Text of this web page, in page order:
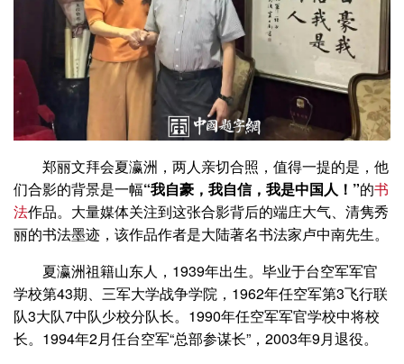
郑丽文拜会夏瀛洲，两人亲切合照，值得一提的是，他
们合影的背景是一幅“我自豪，我自信，我是中国人！”的书
法作品。大量媒体关注到这张合影背后的端庄大气、清隽秀
丽的书法墨迹， 该作品作者是大陆著名书法家卢中南先生。
夏瀛洲祖籍山东人，1939年出生。毕业于台空军军官
学校第43期、三军大学战争学院，1962年任空军第3飞行联
队3大队7中队少校分队长。1990年任空军军官学校中将校
长。1994年2月任台空军“总部参谋长”，2003年9月退役。